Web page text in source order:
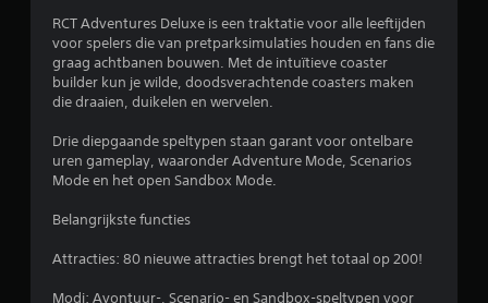
i
2
6
RCT Adventures Deluxe is een traktatie voor alle leeftijden
voor spelers die van pretparksimulaties houden en fans die
graag achtbanen bouwen. Met de intuïtieve coaster
builder kun je wilde, doodsverachtende coasters maken
die draaien, duikelen en wervelen.
Drie diepgaande speltypen staan garant voor ontelbare
uren gameplay, waaronder Adventure Mode, Scenarios
Mode en het open Sandbox Mode.
Belangrijkste functies
Attracties: 80 nieuwe attracties brengt het totaal op 200!
Modi: Avontuur-, Scenario- en Sandbox-speltypen voor